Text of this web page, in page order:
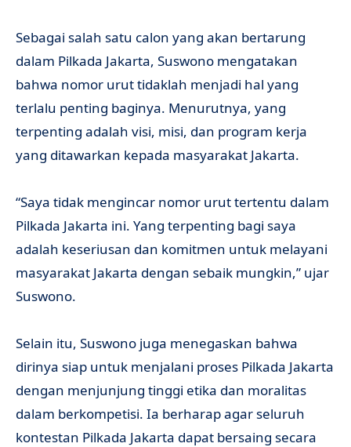
Sebagai salah satu calon yang akan bertarung
dalam Pilkada Jakarta, Suswono mengatakan
bahwa nomor urut tidaklah menjadi hal yang
terlalu penting baginya. Menurutnya, yang
terpenting adalah visi, misi, dan program kerja
yang ditawarkan kepada masyarakat Jakarta.
“Saya tidak mengincar nomor urut tertentu dalam
Pilkada Jakarta ini. Yang terpenting bagi saya
adalah keseriusan dan komitmen untuk melayani
masyarakat Jakarta dengan sebaik mungkin,” ujar
Suswono.
Selain itu, Suswono juga menegaskan bahwa
dirinya siap untuk menjalani proses Pilkada Jakarta
dengan menjunjung tinggi etika dan moralitas
dalam berkompetisi. Ia berharap agar seluruh
kontestan Pilkada Jakarta dapat bersaing secara